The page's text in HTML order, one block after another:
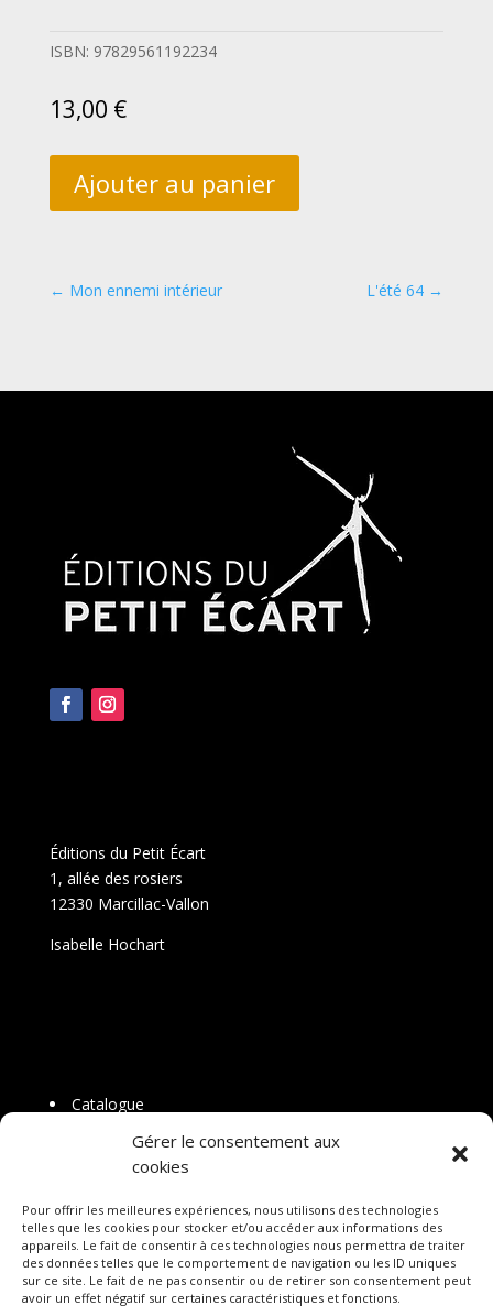
Gérer le consentement aux
cookies
Pour offrir les meilleures expériences, nous utilisons des technologies
telles que les cookies pour stocker et/ou accéder aux informations des
appareils. Le fait de consentir à ces technologies nous permettra de traiter
des données telles que le comportement de navigation ou les ID uniques
sur ce site. Le fait de ne pas consentir ou de retirer son consentement peut
avoir un effet négatif sur certaines caractéristiques et fonctions.
ISBN: 97829561192234
13,00 €
Ajouter au panier
← Mon ennemi intérieur L'été 64 →
Éditions du Petit Écart
1, allée des rosiers
12330 Marcillac-Vallon
Isabelle Hochart
Catalogue
À propos